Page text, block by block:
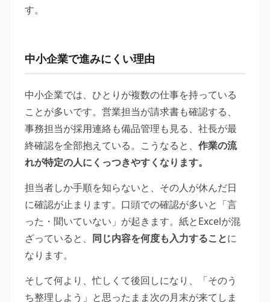
す。
中小企業で進みにくい理由
中小企業では、ひとりが複数の仕事を持っている
ことが多いです。営業担当が請求書も確認する、
事務担当が採用連絡も備品管理も見る、社長が最
終確認を全部抱えている。こうなると、 作業の流
れが特定の人にくっつきやすくなります。
担当者しか手順を知らないと、その人が休んだ日
に確認が止まります。口頭での確認が多いと「言
った・聞いていない」が起きます。紙とExcelが混
ざっていると、 同じ内容を何度も入力することに
なります。
そして何より、忙しくて後回しになり、「そのう
ち整理しよう」と思ったまま次の月末が来てしま